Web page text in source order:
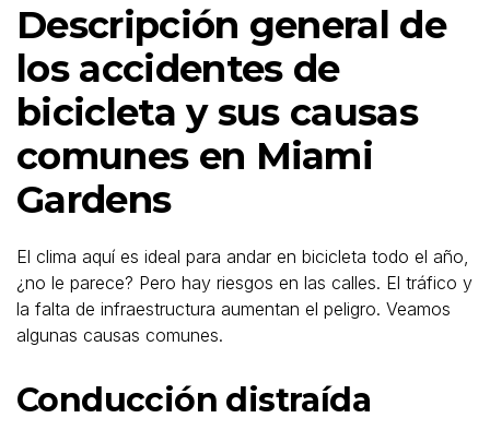
Descripción general de
los accidentes de
bicicleta y sus causas
comunes en Miami
Gardens
El clima aquí es ideal para andar en bicicleta todo el año,
¿no le parece? Pero hay riesgos en las calles. El tráfico y
la falta de infraestructura aumentan el peligro. Veamos
algunas causas comunes.
Conducción distraída